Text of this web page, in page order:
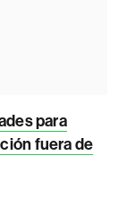
para
fuera de